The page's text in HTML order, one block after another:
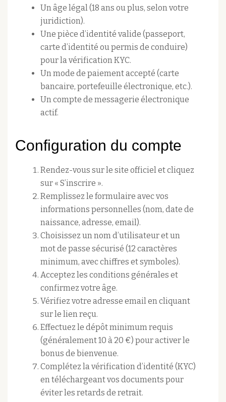
Un âge légal (18 ans ou plus, selon votre
juridiction).
Une pièce d’identité valide (passeport,
carte d’identité ou permis de conduire)
pour la vérification KYC.
Un mode de paiement accepté (carte
bancaire, portefeuille électronique, etc.).
Un compte de messagerie électronique
actif.
Configuration du compte
Rendez-vous sur le site officiel et cliquez
sur « S’inscrire ».
Remplissez le formulaire avec vos
informations personnelles (nom, date de
naissance, adresse, email).
Choisissez un nom d’utilisateur et un
mot de passe sécurisé (12 caractères
minimum, avec chiffres et symboles).
Acceptez les conditions générales et
confirmez votre âge.
Vérifiez votre adresse email en cliquant
sur le lien reçu.
Effectuez le dépôt minimum requis
(généralement 10 à 20 €) pour activer le
bonus de bienvenue.
Complétez la vérification d’identité (KYC)
en téléchargeant vos documents pour
éviter les retards de retrait.